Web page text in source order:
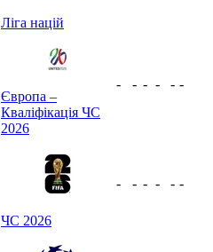
Ліга націй
Європа –
Кваліфікація ЧС
2026
- - - - - -
ЧС 2026
- - - - - -